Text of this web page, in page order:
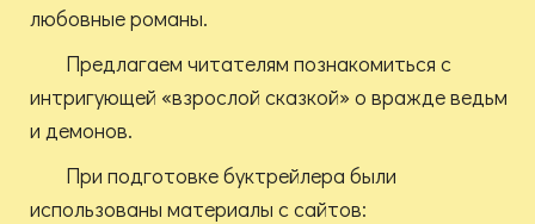
любовные романы.
Предлагаем читателям познакомиться с
интригующей «взрослой сказкой» о вражде ведьм
и демонов.
При подготовке буктрейлера были
использованы материалы с сайтов: